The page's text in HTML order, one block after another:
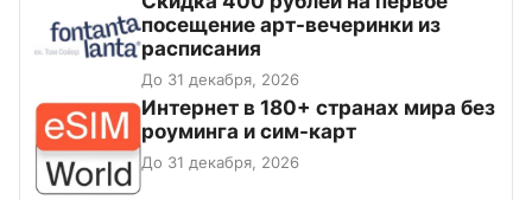
посещение арт-вечеринки из
расписания
До 31 декабря, 2026
Интернет в 180+ странах мира без
роуминга и сим-карт
До 31 декабря, 2026